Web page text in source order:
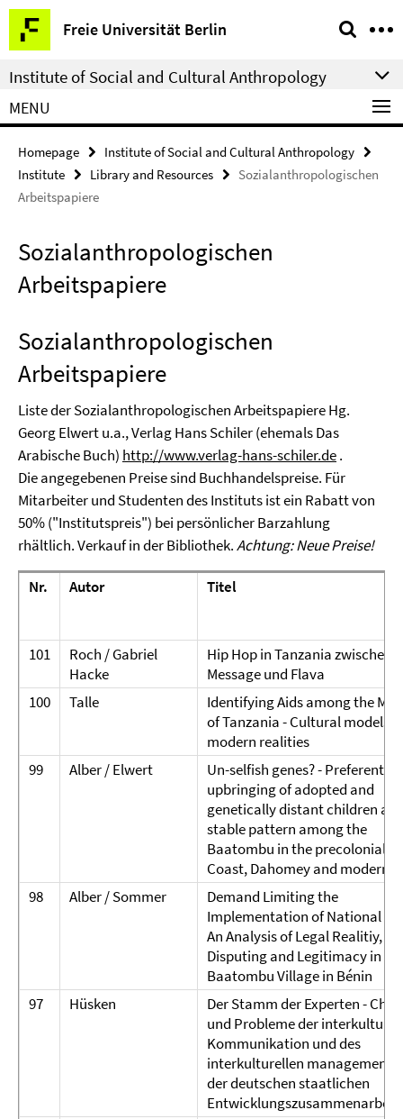
Springe
direkt
zu
Inhalt
Freie Universität Berlin
Service
Navigation
Institute of Social and Cultural Anthropology
MENU
Homepage
Institute of Social and Cultural Anthropology
Institute
Library and Resources
Sozialanthropologischen
Arbeitspapiere
Sozialanthropologischen
Arbeitspapiere
Sozialanthropologischen
Arbeitspapiere
Liste der Sozialanthropologischen Arbeitspapiere Hg.
Georg Elwert u.a., Verlag Hans Schiler (ehemals Das
Arabische Buch) http://www.verlag-hans-schiler.de.
Die angegebenen Preise sind Buchhandelspreise. Für
Mitarbeiter und Studenten des Instituts ist ein Rabatt von
50% ("Institutspreis") bei persönlicher Barzahlung
rhältlich. Verkauf in der Bibliothek.Achtung: Neue Preise!
Nr. Autor Titel
101
Roch / Gabriel
Hacke
Hip Hop in Tanzania zwischen
Message und Flava
100
Talle
Identifying Aids among the
of Tanzania - Cultural models
modern realities
99
Alber / Elwert
Un-selfish genes? - Preferential
upbringing of adopted and
genetically distant children as
stable pattern among the
Baatombu in the precolonial
Coast, Dahomey and modern
98
Alber / Sommer
Demand Limiting the
Implementation of National
An Analysis of Legal Realitiy,
Disputing and Legitimacy in a
Baatombu Village in Bénin
97
Hüsken
Der Stamm der Experten -
und Probleme der
Kommunikation und des
interkulturellen managements
der deutschen staatlichen
Entwicklungszusammenarbeit